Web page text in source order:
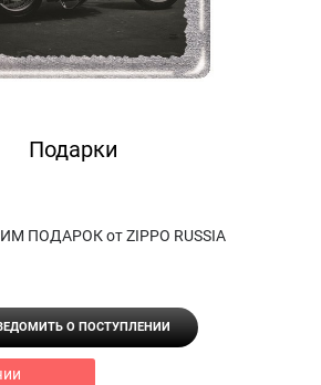
Подарки
ПОДАРОК от ZIPPO RUSSIA
О ПОСТУПЛЕНИИ